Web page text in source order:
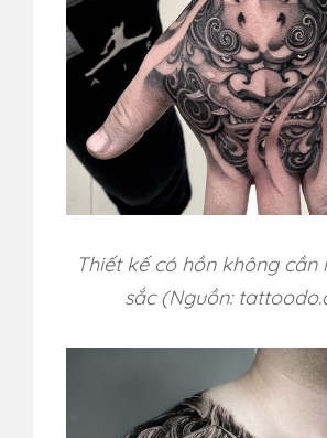
Thiết kế có hồn không cần
sắc (Nguồn: